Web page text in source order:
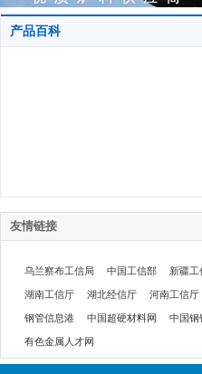
产品百科
友情链接
乌兰察布工信局 中国工信部 新疆工
湖南工信厅 湖北经信厅 河南工信厅
钢管信息港 中国超硬材料网 中国钢
有色金属人才网